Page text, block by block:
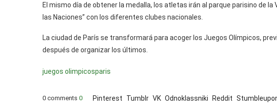
El mismo día de obtener la medalla, los atletas irán al parque parisino de
las Naciones” con los diferentes clubes nacionales.
La ciudad de París se transformará para acoger los Juegos Olímpicos,
después de organizar los últimos.
juegos olimpicosparis
0 comments 0 Pinterest Tumblr VK Odnoklassniki Reddit